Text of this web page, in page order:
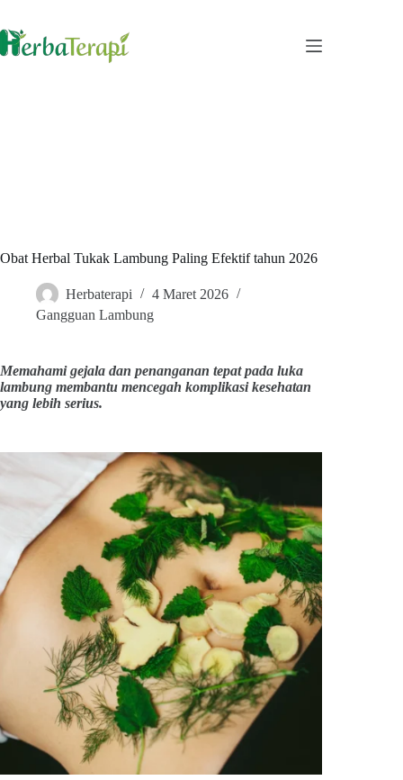
content
Obat Herbal Tukak Lambung Paling Efektif tahun 2026
Herbaterapi
4 Maret 2026
Gangguan Lambung
Memahami gejala dan penanganan tepat pada luka
lambung membantu mencegah komplikasi kesehatan
yang lebih serius.